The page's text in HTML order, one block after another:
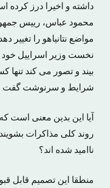
داشته و اخیرا درز
محمود عباس، رییس
مواضع نتانیاهو را
نخست وزیر اسراییل
بیند و تصور می کند
شرایط و سرنوشت گفت و
آیا این بدین معنی است
روند کلی مذاکرات بشویند
ناامید شده اند؟
منطقا این تصمیم قابل